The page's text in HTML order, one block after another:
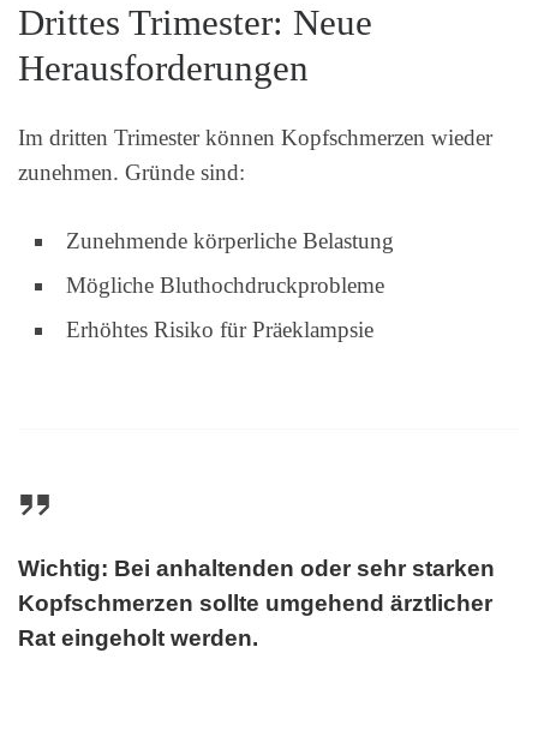
Drittes Trimester: Neue
Herausforderungen
Im dritten Trimester können Kopfschmerzen wieder
zunehmen. Gründe sind:
Zunehmende körperliche Belastung
Mögliche Bluthochdruckprobleme
Erhöhtes Risiko für Präeklampsie
Wichtig: Bei anhaltenden oder sehr starken
Kopfschmerzen sollte umgehend ärztlicher
Rat eingeholt werden.